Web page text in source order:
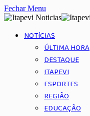
Fechar Menu
NOTÍCIAS
ÚLTIMA HORA
DESTAQUE
ITAPEVI
ESPORTES
REGIÃO
EDUCAÇÃO